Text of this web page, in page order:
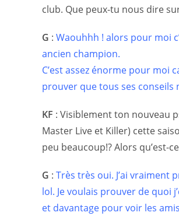
club. Que peux-tu nous dire
G : Waouhhh ! alors pour moi
ancien champion.
C’est assez énorme pour moi
prouver que tous ses conseils
KF : Visiblement ton nouveau
Master Live et Killer) cette
peu beaucoup!? Alors qu’est-
G : Très très oui. J’ai vraiment
lol. Je voulais prouver de quoi
et davantage pour voir les